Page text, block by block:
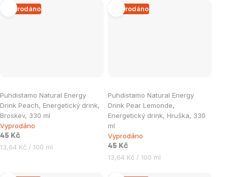
Vyprodáno
Puhdistamo Natural Energy
Drink Peach, Energetický drink,
Broskev, 330 ml
Vyprodáno
45 Kč
Měrná
13,64 Kč / 100 ml
Vyprodáno
Puhdistamo Natural Energy
Drink Pear Lemonde,
Energetický drink, Hruška, 330
ml
Vyprodáno
45 Kč
Měrná
13,64 Kč / 100 ml